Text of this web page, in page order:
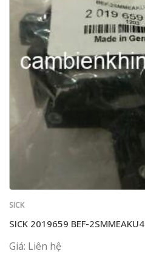
SICK
SICK 2019659 BEF-2SMMEAKU4
Giá: Liên hệ